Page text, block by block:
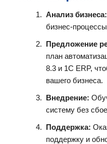
Анализ бизнеса:
бизнес-
Предложение
план
8.3 и 1С ERP,
вашего бизнеса.
Внедрение:
систему без
Поддержка:
поддержку и